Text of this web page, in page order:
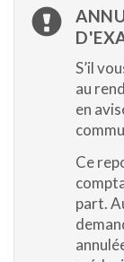
S’il
au
en
Ce
part.